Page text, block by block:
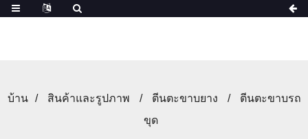
บ้าน สินค้าและรูปภาพ ตีนตะขาบยาง
ตีนตะขาบรถ
ขุด